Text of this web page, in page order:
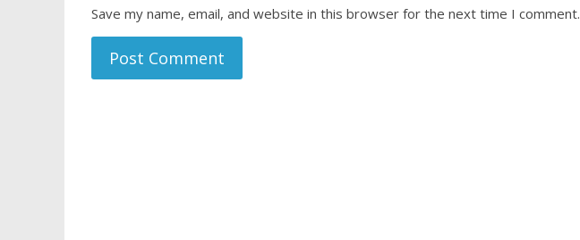
Save my name, email, and website in this browser for the next time I comment.